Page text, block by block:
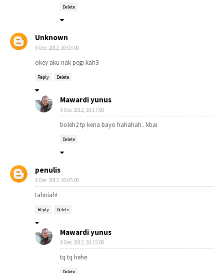
Delete
Unknown
8 Dec 2012, 10:03:00
okey aku nak pegi kah3
Reply Delete
Mawardi yunus
8 Dec 2012, 10:17:00
boleh2 tp kena bayo hahahah.. kbai
Delete
penulis
8 Dec 2012, 10:05:00
tahniah!
Reply Delete
Mawardi yunus
8 Dec 2012, 10:15:00
tq tq hehe